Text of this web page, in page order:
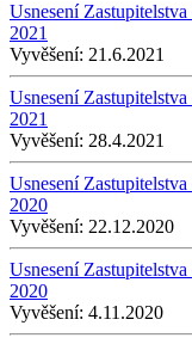
Usnesení
2021
Vyvěšení: 21.6.2021
Usnesení
2021
Vyvěšení: 28.4.2021
Usnesení
2020
Vyvěšení: 22.12.2020
Usnesení
2020
Vyvěšení: 4.11.2020